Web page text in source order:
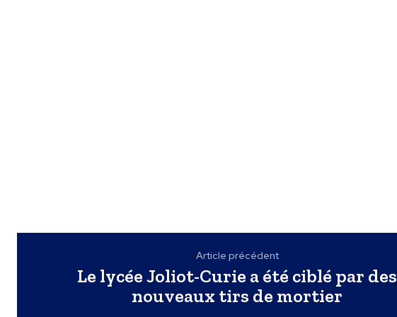
Article précédent
Le lycée Joliot-Curie a été ciblé par des
nouveaux tirs de mortier